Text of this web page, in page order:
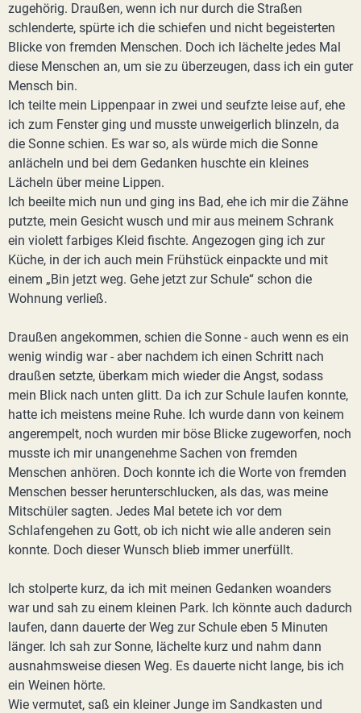
zugehörig. Draußen, wenn ich nur durch die Straßen
schlenderte, spürte ich die schiefen und nicht begeisterten
Blicke von fremden Menschen. Doch ich lächelte jedes Mal
diese Menschen an, um sie zu überzeugen, dass ich ein guter
Mensch bin.
Ich teilte mein Lippenpaar in zwei und seufzte leise auf, ehe
ich zum Fenster ging und musste unweigerlich blinzeln, da
die Sonne schien. Es war so, als würde mich die Sonne
anlächeln und bei dem Gedanken huschte ein kleines
Lächeln über meine Lippen.
Ich beeilte mich nun und ging ins Bad, ehe ich mir die Zähne
putzte, mein Gesicht wusch und mir aus meinem Schrank
ein violett farbiges Kleid fischte. Angezogen ging ich zur
Küche, in der ich auch mein Frühstück einpackte und mit
einem „Bin jetzt weg. Gehe jetzt zur Schule“ schon die
Wohnung verließ.
Draußen angekommen, schien die Sonne - auch wenn es ein
wenig windig war - aber nachdem ich einen Schritt nach
draußen setzte, überkam mich wieder die Angst, sodass
mein Blick nach unten glitt. Da ich zur Schule laufen konnte,
hatte ich meistens meine Ruhe. Ich wurde dann von keinem
angerempelt, noch wurden mir böse Blicke zugeworfen, noch
musste ich mir unangenehme Sachen von fremden
Menschen anhören. Doch konnte ich die Worte von fremden
Menschen besser herunterschlucken, als das, was meine
Mitschüler sagten. Jedes Mal betete ich vor dem
Schlafengehen zu Gott, ob ich nicht wie alle anderen sein
konnte. Doch dieser Wunsch blieb immer unerfüllt.
Ich stolperte kurz, da ich mit meinen Gedanken woanders
war und sah zu einem kleinen Park. Ich könnte auch dadurch
laufen, dann dauerte der Weg zur Schule eben 5 Minuten
länger. Ich sah zur Sonne, lächelte kurz und nahm dann
ausnahmsweise diesen Weg. Es dauerte nicht lange, bis ich
ein Weinen hörte.
Wie vermutet, saß ein kleiner Junge im Sandkasten und